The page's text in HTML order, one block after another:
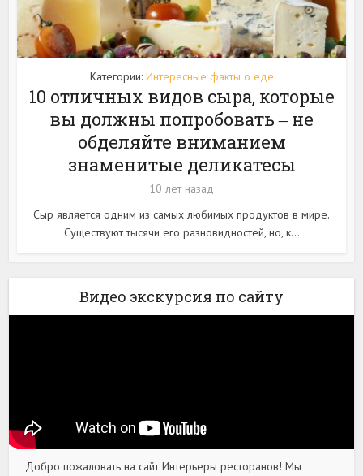
Категории: Интересные факты о еде
10 отличных видов сыра, которые
вы должны попробовать ‒ не
обделяйте вниманием
знаменитые деликатесы
10 лет назад
Сыр является одним из самых любимых продуктов в мире.
Существуют тысячи его разновидностей, но, к...
Видео экскурсия по сайту
Добро пожаловать на сайт Интерьеры ресторанов! Мы